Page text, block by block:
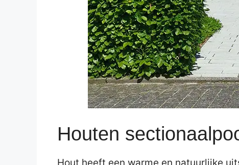
Houten